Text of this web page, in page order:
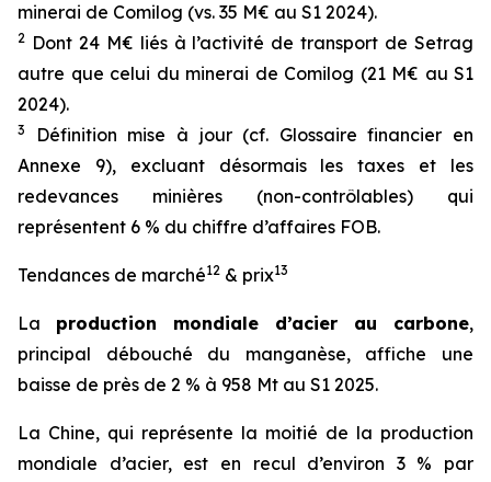
minerai de Comilog (vs. 35 M€ au S1 2024).
2 Dont 24 M€ liés à l’activité de transport de Setrag
autre que celui du minerai de Comilog (21 M€ au S1
2024).
3
Définition mise à jour (cf. Glossaire financier en
Annexe 9), excluant désormais les taxes et les
redevances minières (non-contrôlables) qui
représentent 6 % du chiffre d’affaires FOB.
Tendances de marché12 & prix13
La production mondiale d’acier au carbone,
principal débouché du manganèse, affiche une
baisse de près de 2 % à 958 Mt au S1 2025.
La Chine, qui représente la moitié de la production
mondiale d’acier, est en recul d’environ 3 % par